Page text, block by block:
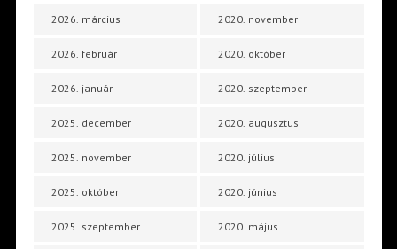
2026. március
2026. február
2026. január
2025. december
2025. november
2025. október
2025. szeptember
2020. november
2020. október
2020. szeptember
2020. augusztus
2020. július
2020. június
2020. május